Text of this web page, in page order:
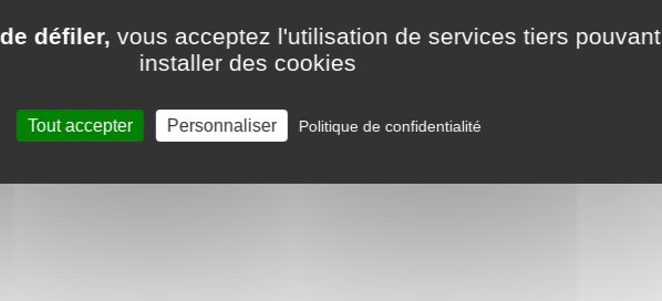
de musique, volume +/-
appuyant sur le bouton du volant droit
défiler, vous acceptez l'utilisation de services tiers pouvant
installer des cookies
Tout accepter Personnaliser Politique de confidentialité